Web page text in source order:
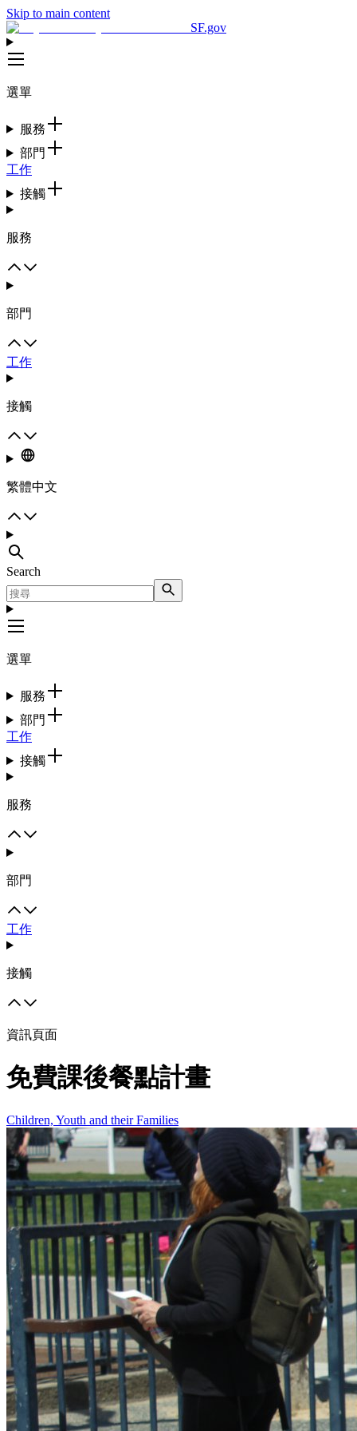
Skip to main content
SF.gov
選單
服務
部門
工作
接觸
服務
部門
工作
接觸
繁體中文
Search
選單
服務
部門
工作
接觸
服務
部門
工作
接觸
資訊頁面
免費課後餐點計畫
Children, Youth and their Families